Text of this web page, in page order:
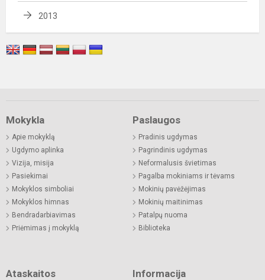
2013
Mokykla
Apie mokyklą
Ugdymo aplinka
Vizija, misija
Pasiekimai
Mokyklos simboliai
Mokyklos himnas
Bendradarbiavimas
Priėmimas į mokyklą
Paslaugos
Pradinis ugdymas
Pagrindinis ugdymas
Neformalusis švietimas
Pagalba mokiniams ir tėvams
Mokinių pavėžėjimas
Mokinių maitinimas
Patalpų nuoma
Biblioteka
Ataskaitos Informacija